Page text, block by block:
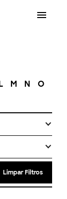
M N O
Limpar Filtros